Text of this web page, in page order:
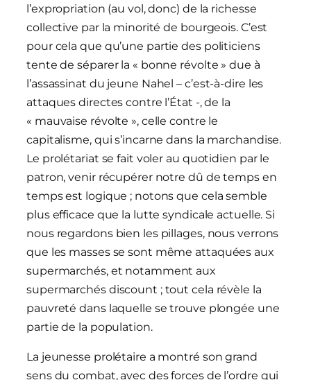
l’expropriation (au vol, donc) de la richesse
collective par la minorité de bourgeois. C’est
pour cela que qu’une partie des politiciens
tente de séparer la « bonne révolte » due à
l’assassinat du jeune Nahel – c’est-à-dire les
attaques directes contre l’État -, de la
« mauvaise révolte », celle contre le
capitalisme, qui s’incarne dans la marchandise.
Le prolétariat se fait voler au quotidien par le
patron, venir récupérer notre dû de temps en
temps est logique ; notons que cela semble
plus efficace que la lutte syndicale actuelle. Si
nous regardons bien les pillages, nous verrons
que les masses se sont même attaquées aux
supermarchés, et notamment aux
supermarchés discount ; tout cela révèle la
pauvreté dans laquelle se trouve plongée une
partie de la population.
La jeunesse prolétaire a montré son grand
sens du combat, avec des forces de l’ordre qui